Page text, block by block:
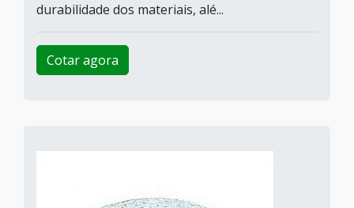
durabilidade dos materiais, alé...
Cotar agora